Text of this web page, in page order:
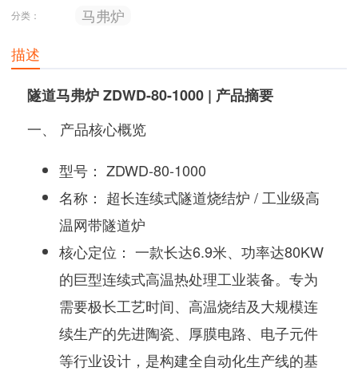
分类：
马弗炉
描述
隧道马弗炉 ZDWD-80-1000 | 产品摘要
一、 产品核心概览
型号： ZDWD-80-1000
名称： 超长连续式隧道烧结炉 / 工业级高
温网带隧道炉
核心定位： 一款长达6.9米、功率达80KW
的巨型连续式高温热处理工业装备。专为
需要极长工艺时间、高温烧结及大规模连
续生产的先进陶瓷、厚膜电路、电子元件
等行业设计，是构建全自动化生产线的基